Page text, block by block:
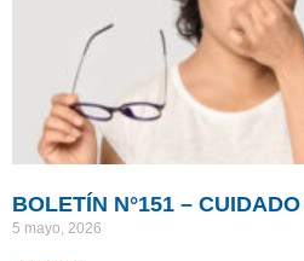
BOLETÍN N°151 –
5 mayo, 2026